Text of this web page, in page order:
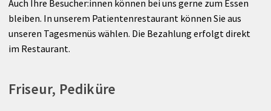
Auch Ihre Besucher:innen können bei uns gerne zum Essen
bleiben. In unserem Patientenrestaurant können Sie aus
unseren Tagesmenüs wählen. Die Bezahlung erfolgt direkt
im Restaurant.
Friseur, Pediküre